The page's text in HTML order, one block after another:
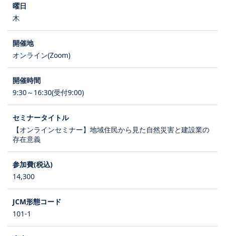
木
オンライン(Zoom)
9:30～16:30(受付9:00)
【オンラインセミナー】地域住民から見た自然災害と建設業の
存在意義
14,300
101-1